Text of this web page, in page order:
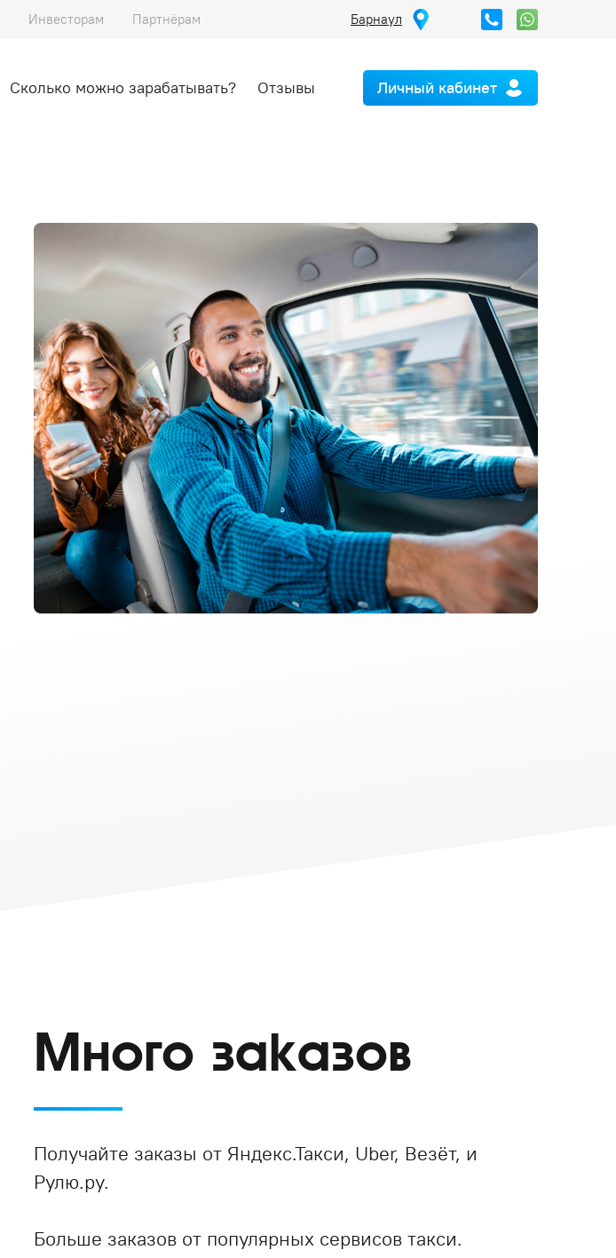
Инвесторам Партнёрам Барнаул
Сколько можно зарабатывать? Отзывы Личный кабинет
Много заказов
Получайте заказы от Яндекс.Такси, Uber, Везёт, и
Рулю.ру.
Больше заказов от популярных сервисов такси.